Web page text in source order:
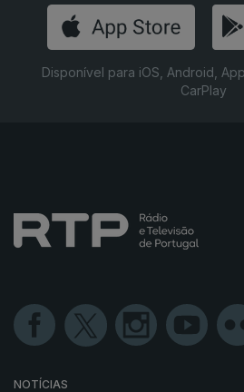
Disponível para iOS, Android,
CarPlay
NOTÍCIAS